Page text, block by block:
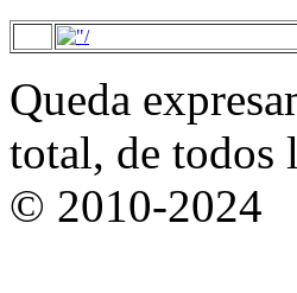
Queda
total, de todos
© 2010-2024